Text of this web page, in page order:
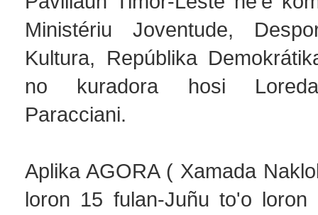
Ministériu Joventude,
Kultura, Repúblika
no kuradora hosi
Paracciani.
Aplika AGORA ( Xamada
loron 15 fulan-Juñu to'o loron